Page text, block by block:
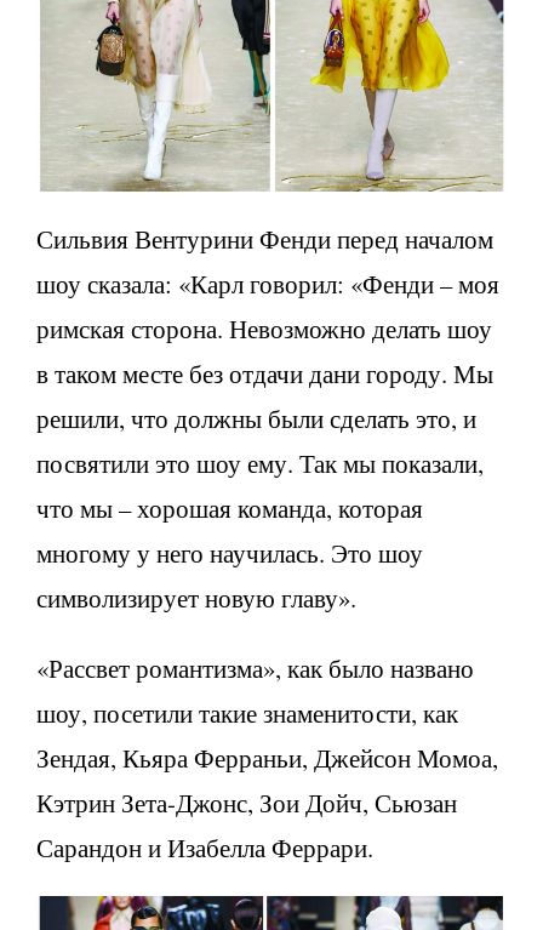
Сильвия Вентурини Фенди перед началом
шоу сказала: «Карл говорил: «Фенди – моя
римская сторона. Невозможно делать шоу
в таком месте без отдачи дани городу. Мы
решили, что должны были сделать это, и
посвятили это шоу ему. Так мы показали,
что мы – хорошая команда, которая
многому у него научилась. Это шоу
символизирует новую главу».
«Рассвет романтизма», как было названо
шоу, посетили такие знаменитости, как
Зендая, Кьяра Ферраньи, Джейсон Момоа,
Кэтрин Зета-Джонс, Зои Дойч, Сьюзан
Сарандон и Изабелла Феррари.